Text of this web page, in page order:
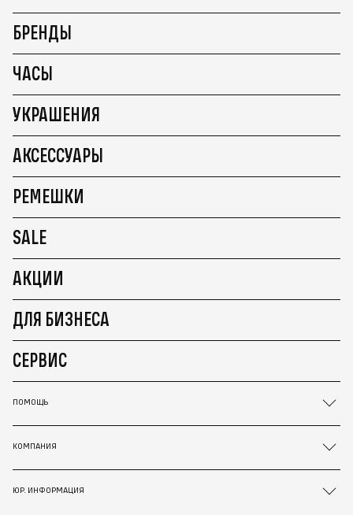
БРЕНДЫ
ЧАСЫ
УКРАШЕНИЯ
АКСЕССУАРЫ
РЕМЕШКИ
SALE
АКЦИИ
ДЛЯ БИЗНЕСА
СЕРВИС
ПОМОЩЬ
КОМПАНИЯ
ЮР. ИНФОРМАЦИЯ